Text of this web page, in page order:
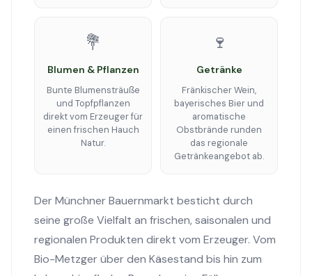
💐
Blumen & Pflanzen
Bunte Blumensträuße
und Topfpflanzen
direkt vom Erzeuger für
einen frischen Hauch
Natur.
🍷
Getränke
Fränkischer Wein,
bayerisches Bier und
aromatische
Obstbrände runden
das regionale
Getränkeangebot ab.
Der Münchner Bauernmarkt besticht durch
seine große Vielfalt an frischen, saisonalen und
regionalen Produkten direkt vom Erzeuger. Vom
Bio-Metzger über den Käsestand bis hin zum